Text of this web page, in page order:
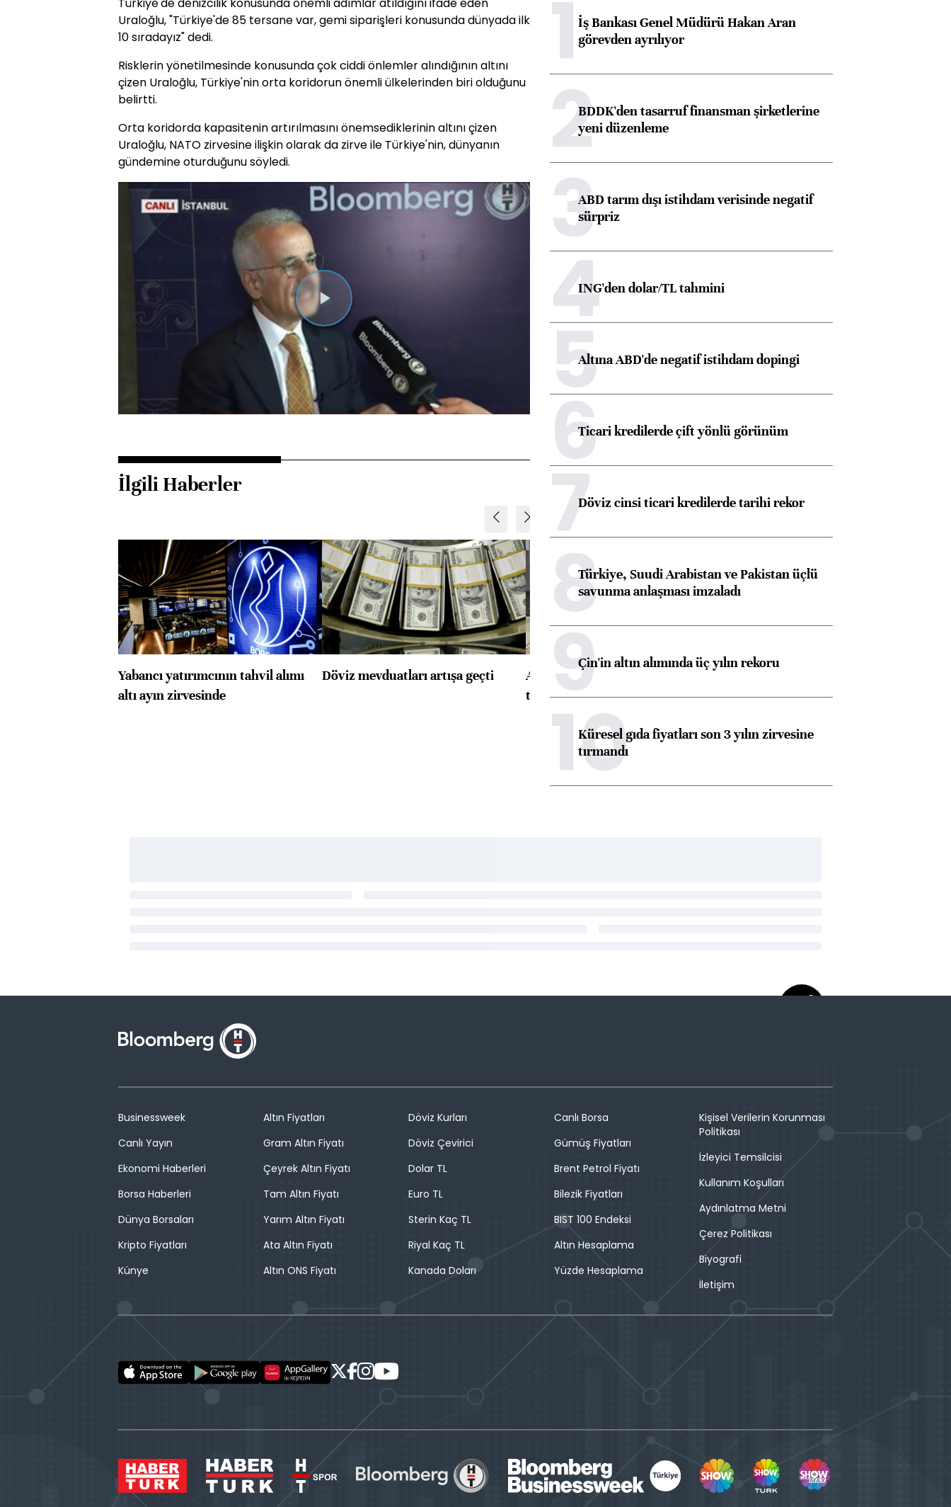
Türkiye'de denizcilik konusunda önemli adımlar atıldığını ifade eden
Uraloğlu, "Türkiye'de 85 tersane var, gemi siparişleri konusunda dünyada ilk
10 sıradayız" dedi.
Risklerin yönetilmesinde konusunda çok ciddi önlemler alındığının altını
çizen Uraloğlu, Türkiye'nin orta koridorun önemli ülkelerinden biri olduğunu
belirtti.
Orta koridorda kapasitenin artırılmasını önemsediklerinin altını çizen
Uraloğlu, NATO zirvesine ilişkin olarak da zirve ile Türkiye'nin, dünyanın
gündemine oturduğunu söyledi.
Videoyu
Oynat
İlgili Haberler
Yabancı yatırımcının tahvil alımı
altı ayın zirvesinde
Döviz mevduatları artışa geçti
ABD'de konut başlangıçları
toparlandı
konusunda Unicredit ile
görüşmelere hazırlanıyor
1İş Bankası Genel Müdürü Hakan Aran
görevden ayrılıyor
2BDDK'den tasarruf finansman şirketlerine
yeni düzenleme
3ABD tarım dışı istihdam verisinde negatif
sürpriz
4ING'den dolar/TL tahmini
5Altına ABD'de negatif istihdam dopingi
6Ticari kredilerde çift yönlü görünüm
7Döviz cinsi ticari kredilerde tarihi rekor
8Türkiye, Suudi Arabistan ve Pakistan üçlü
savunma anlaşması imzaladı
9Çin'in altın alımında üç yılın rekoru
10
Küresel gıda fiyatları son 3 yılın zirvesine
tırmandı
Businessweek
Canlı Yayın
Ekonomi Haberleri
Borsa Haberleri
Dünya Borsaları
Kripto Fiyatları
Künye
Altın Fiyatları
Gram Altın Fiyatı
Çeyrek Altın Fiyatı
Tam Altın Fiyatı
Yarım Altın Fiyatı
Ata Altın Fiyatı
Altın ONS Fiyatı
Döviz Kurları
Döviz Çevirici
Dolar TL
Euro TL
Sterin Kaç TL
Riyal Kaç TL
Kanada Doları
Canlı Borsa
Gümüş Fiyatları
Brent Petrol Fiyatı
Bilezik Fiyatları
BIST 100 Endeksi
Altın Hesaplama
Yüzde Hesaplama
Kişisel Verilerin Korunması
Politikası
İzleyici Temsilcisi
Kullanım Koşulları
Aydınlatma Metni
Çerez Politikası
Biyografi
İletişim